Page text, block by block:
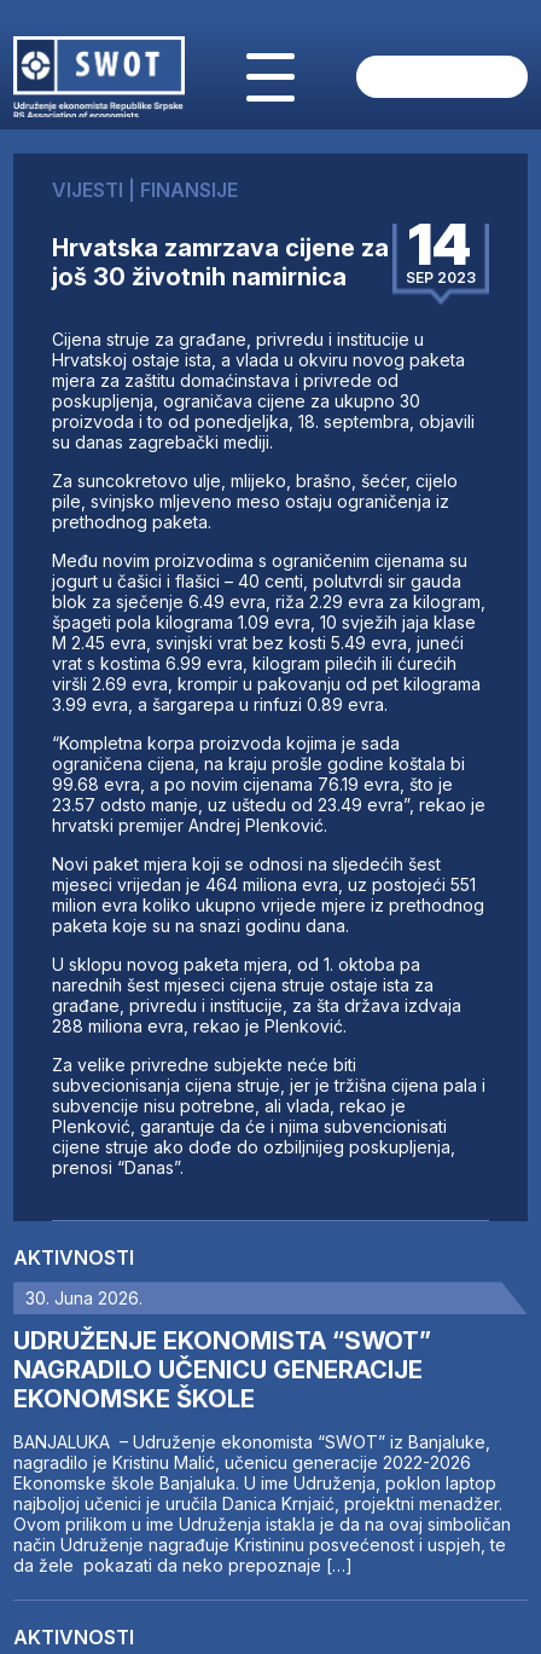
O NAMA
AKTUELNO
ANALIZE
FINANSIJE
IZ STRANIH MEDIJA
AKTIVNOSTI
SWOT INTERVJU
KONTAKT
AKTIVNOSTI
30. Juna 2026.
UDRUŽENJE EKONOMISTA “SWOT”
NAGRADILO UČENICU GENERACIJE
EKONOMSKE ŠKOLE
BANJALUKA – Udruženje ekonomista “SWOT” iz Banjaluke,
nagradilo je Kristinu Malić, učenicu generacije 2022-2026
Ekonomske škole Banjaluka. U ime Udruženja, poklon laptop
najboljoj učenici je uručila Danica Krnjaić, projektni menadžer.
Ovom prilikom u ime Udruženja istakla je da na ovaj simboličan
način Udruženje nagrađuje Kristininu posvećenost i uspjeh, te
da žele pokazati da neko prepoznaje […]
AKTIVNOSTI
VIJESTI FINANSIJE
Hrvatska zamrzava cijene za
još 30 životnih namirnica
14
SEP 2023
Cijena struje za građane, privredu i institucije u
Hrvatskoj ostaje ista, a vlada u okviru novog paketa
mjera za zaštitu domaćinstava i privrede od
poskupljenja, ograničava cijene za ukupno 30
proizvoda i to od ponedjeljka, 18. septembra, objavili
su danas zagrebački mediji.
Za suncokretovo ulje, mlijeko, brašno, šećer, cijelo
pile, svinjsko mljeveno meso ostaju ograničenja iz
prethodnog paketa.
Među novim proizvodima s ograničenim cijenama su
jogurt u čašici i flašici – 40 centi, polutvrdi sir gauda
blok za sječenje 6.49 evra, riža 2.29 evra za kilogram,
špageti pola kilograma 1.09 evra, 10 svježih jaja klase
M 2.45 evra, svinjski vrat bez kosti 5.49 evra, juneći
vrat s kostima 6.99 evra, kilogram pilećih ili ćurećih
viršli 2.69 evra, krompir u pakovanju od pet kilograma
3.99 evra, a šargarepa u rinfuzi 0.89 evra.
“Kompletna korpa proizvoda kojima je sada
ograničena cijena, na kraju prošle godine koštala bi
99.68 evra, a po novim cijenama 76.19 evra, što je
23.57 odsto manje, uz uštedu od 23.49 evra”, rekao je
hrvatski premijer Andrej Plenković.
Novi paket mjera koji se odnosi na sljedećih šest
mjeseci vrijedan je 464 miliona evra, uz postojeći 551
milion evra koliko ukupno vrijede mjere iz prethodnog
paketa koje su na snazi godinu dana.
U sklopu novog paketa mjera, od 1. oktoba pa
narednih šest mjeseci cijena struje ostaje ista za
građane, privredu i institucije, za šta država izdvaja
288 miliona evra, rekao je Plenković.
Za velike privredne subjekte neće biti
subvecionisanja cijena struje, jer je tržišna cijena pala i
subvencije nisu potrebne, ali vlada, rekao je
Plenković, garantuje da će i njima subvencionisati
cijene struje ako dođe do ozbiljnijeg poskupljenja,
prenosi “Danas”.